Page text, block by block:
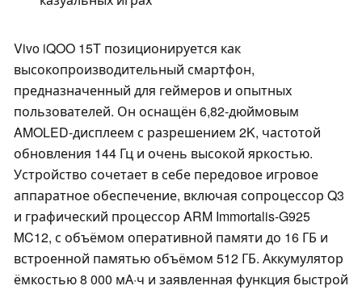
Vivo iQOO 15T позиционируется как
высокопроизводительный смартфон,
предназначенный для геймеров и опытных
пользователей. Он оснащён 6,82-дюймовым
AMOLED-дисплеем с разрешением 2K, частотой
обновления 144 Гц и очень высокой яркостью.
Устройство сочетает в себе передовое игровое
аппаратное обеспечение, включая сопроцессор Q3
и графический процессор ARM Immortalis-G925
MC12, с объёмом оперативной памяти до 16 ГБ и
встроенной памятью объёмом 512 ГБ. Аккумулятор
ёмкостью 8 000 мА·ч и заявленная функция быстрой